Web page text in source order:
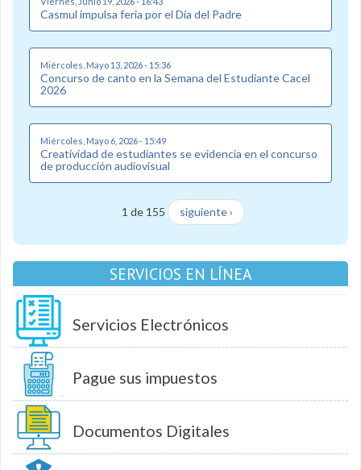
Casmul impulsa feria por el Día del Padre
Miércoles, Mayo 13, 2026 - 15:36
Concurso de canto en la Semana del Estudiante Cacel
2026
Miércoles, Mayo 6, 2026 - 15:49
Creatividad de estudiantes se evidencia en el concurso
de producción audiovisual
1 de 155 siguiente ›
SERVICIOS EN LÍNEA
Servicios Electrónicos
Pague sus impuestos
Documentos Digitales